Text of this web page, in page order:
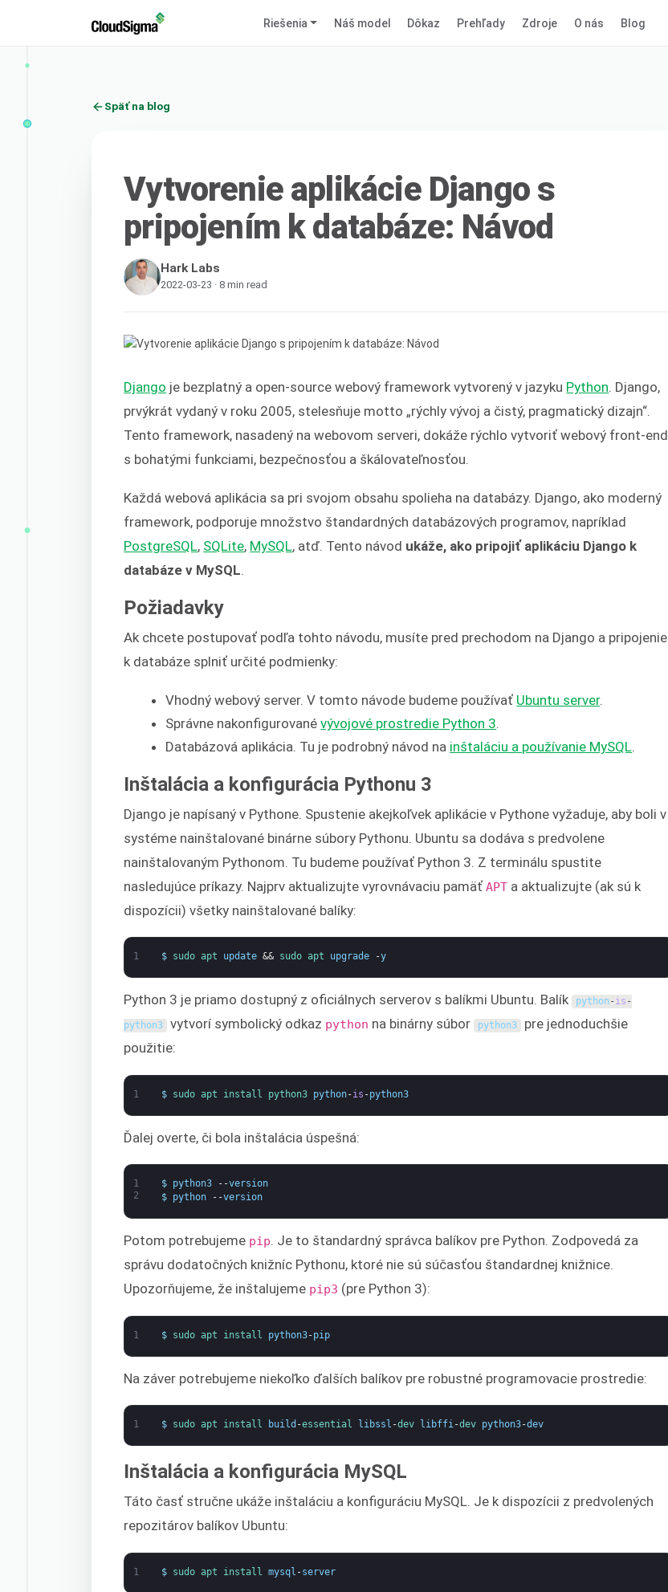
Riešenia Náš model Dôkaz Prehľady Zdroje O nás Blog
Späť na blog
Vytvorenie aplikácie Django s
pripojením k databáze: Návod
Hark Labs
2022-03-23 · 8 min read
Django je bezplatný a open-source webový framework vytvorený v jazyku Python . Django,
prvýkrát vydaný v roku 2005, stelesňuje motto „rýchly vývoj a čistý, pragmatický dizajn“.
Tento framework, nasadený na webovom serveri, dokáže rýchlo vytvoriť webový front-end
s bohatými funkciami, bezpečnosťou a škálovateľnosťou.
Každá webová aplikácia sa pri svojom obsahu spolieha na databázy. Django, ako moderný
framework, podporuje množstvo štandardných databázových programov, napríklad
PostgreSQL, SQLite, MySQL, atď. Tento návod ukáže, ako pripojiť aplikáciu Django k
databáze v MySQL
Požiadavky
Ak chcete postupovať podľa tohto návodu, musíte pred prechodom na Django a pripojenie
k databáze splniť určité podmienky:
Vhodný webový server. V tomto návode budeme používať Ubuntu server.
Správne nakonfigurovanévývojové prostredie Python 3
Databázová aplikácia. Tu je podrobný návod na inštaláciu a používanie MySQL
Inštalácia a konfigurácia Pythonu 3
Django je napísaný v Pythone. Spustenie akejkoľvek aplikácie v Pythone vyžaduje, aby boli v
systéme nainštalované binárne súbory Pythonu. Ubuntu sa dodáva s predvolene
nainštalovaným Pythonom. Tu budeme používať Python 3. Z terminálu spustite
nasledujúce príkazy. Najprv aktualizujte vyrovnávaciu pamäťAPT a aktualizujte (ak sú k
dispozícii) všetky nainštalované balíky:
1 $ sudo apt update && sudo apt upgrade -y
Python 3 je priamo dostupný z oficiálnych serverov s balíkmi Ubuntu. Balík python - is -
python3 vytvorí symbolický odkaz python na binárny súbor python3 pre jednoduchšie
použitie:
1 $ sudo apt install python3 python-is -python3
Ďalej overte, či bola inštalácia úspešná:
1
2
$ python3 --version
$ python --version
Potom potrebujeme pip. Je to štandardný správca balíkov pre Python. Zodpovedá za
správu dodatočných knižníc Pythonu, ktoré nie sú súčasťou štandardnej knižnice.
Upozorňujeme, že inštalujeme pip3 (pre Python 3):
1 $ sudo apt install python3-pip
Na záver potrebujeme niekoľko ďalších balíkov pre robustné programovacie prostredie:
1 $ sudo apt install build -essential libssl -dev libffi-dev python3-dev
Inštalácia a konfigurácia MySQL
Táto časť stručne ukáže inštaláciu a konfiguráciu MySQL. Je k dispozícii z predvolených
repozitárov balíkov Ubuntu:
1 $ sudo apt install mysql -server